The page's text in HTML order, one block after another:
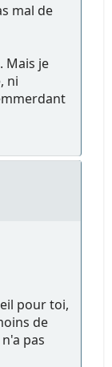
mal de
Mais je
ni
pour toi,
de
pas